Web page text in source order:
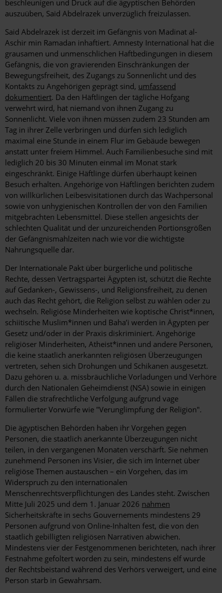
beschleunigen und Druck auf die ägyptischen Behörden
auszuüben, Said Abdelrazek unverzüglich freizulassen.
Said Abdelrazek ist derzeit im Gefängnis von Madinat al-
Aschir min Ramadan inhaftiert. Amnesty International hat die
grausamen und unmenschlichen Haftbedingungen in diesem
Gefängnis, die von gravierenden Einschränkungen der
Bewegungsfreiheit, des Zugangs zu Sonnenlicht und des
Kontakts zu Angehörigen geprägt sind, umfassend
dokumentiert. Da den Häftlingen der tägliche Hofgang
verwehrt wird, hat niemand von ihnen Zugang zu
Sonnenlicht. Viele von ihnen müssen zudem 23 Stunden am
Tag in ihrer Zelle verbringen und dürfen sich lediglich
maximal eine Stunde in einem Flur im Gebäude bewegen
anstatt unter freiem Himmel. Auch Familienbesuche sind mit
lediglich 20 bis 30 Minuten einmal im Monat stark
eingeschränkt. Einige Häftlinge dürfen überhaupt keinen
Besuch erhalten. Angehörige von Häftlingen berichten zudem
von willkürlichen Leibesvisitationen durch das Wachpersonal
sowie von unhygienischen Kontrollen der von den Familien
mitgebrachten Lebensmittel. Diese stellen angesichts der
schlechten Qualität und der unzureichenden Portionsgrößen
der Gefängnismahlzeiten nach wie vor die wichtigste
Nahrungsquelle dar.
Der Internationale Pakt über bürgerliche und politische
Rechte, dessen Vertragspartei Ägypten ist, schützt die Rechte
auf Gedanken-, Gewissens-, und Religionsfreiheit, zu denen
auch das Recht gehört, die Religion selbst zu wählen oder zu
wechseln. Religiöse Minderheiten wie koptische Christ*innen,
schiitische Muslim*innen und Baha’i werden in Ägypten per
Gesetz und/oder in der Praxis diskriminiert. Angehörige
religiöser Minderheiten, Atheist*innen und andere Personen,
die keine staatlich anerkannten religiösen Überzeugungen
vertreten, sehen sich Drohungen und Schikanen ausgesetzt.
Dazu gehören u. a. missbräuchliche Vorladungen und Verhöre
durch den Nationalen Geheimdienst (NSA) sowie in einigen
Fällen die strafrechtliche Verfolgung aufgrund vage
formulierter Vorwürfe wie "Verunglimpfung der Religion".
Die ägyptischen Behörden haben ihr Vorgehen gegen
Personen, die staatlich anerkannte Überzeugungen nicht
teilen, in den vergangenen Monaten verschärft. Sie nehmen
zunehmend Personen ins Visier, die sich im Internet über
religiöse Themen austauschen – ein Vorgehen, das im
Widerspruch zu den internationalen
Menschenrechtsverpflichtungen des Landes steht. Zwischen
Mitte Juli 2025 und dem 1. Januar 2026 nahmen
Sicherheitskräfte in sechs Gouvernements mindestens 29
Personen aufgrund von Online-Inhalten fest, die von den
staatlich gebilligten religiösen Narrativen abwichen.
Mindestens vier der Festgenommenen berichteten, nach ihrer
Festnahme gefoltert worden zu sein, mindestens elf wurde
der Rechtsbeistand während des Verhörs verweigert, und eine
Person starb in Gewahrsam.